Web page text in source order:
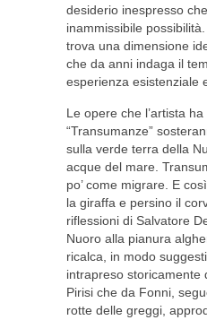
desiderio inespresso
inammissibile
trova una dimensione
che da anni indaga il
esperienza esistenziale
Le opere che l’artista
“Transumanze”
sulla verde terra della
acque del mare.
po’ come migrare. E
la giraffa e persino il
riflessioni di Salvatore
Nuoro alla pianura
ricalca, in modo
intrapreso storicamente
Pirisi che da Fonni,
rotte delle greggi,